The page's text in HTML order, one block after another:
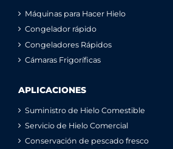
Máquinas para Hacer Hielo
Congelador rápido
Congeladores Rápidos
Cámaras Frigoríficas
APLICACIONES
Suministro de Hielo Comestible
Servicio de Hielo Comercial
Conservación de pescado fresco